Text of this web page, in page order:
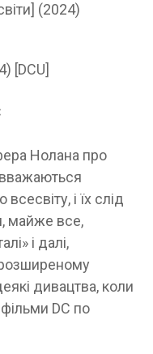
(2024)
[DCU]
Нолана про
і їх слід
майже все,
і далі,
дивацтва, коли
DC по